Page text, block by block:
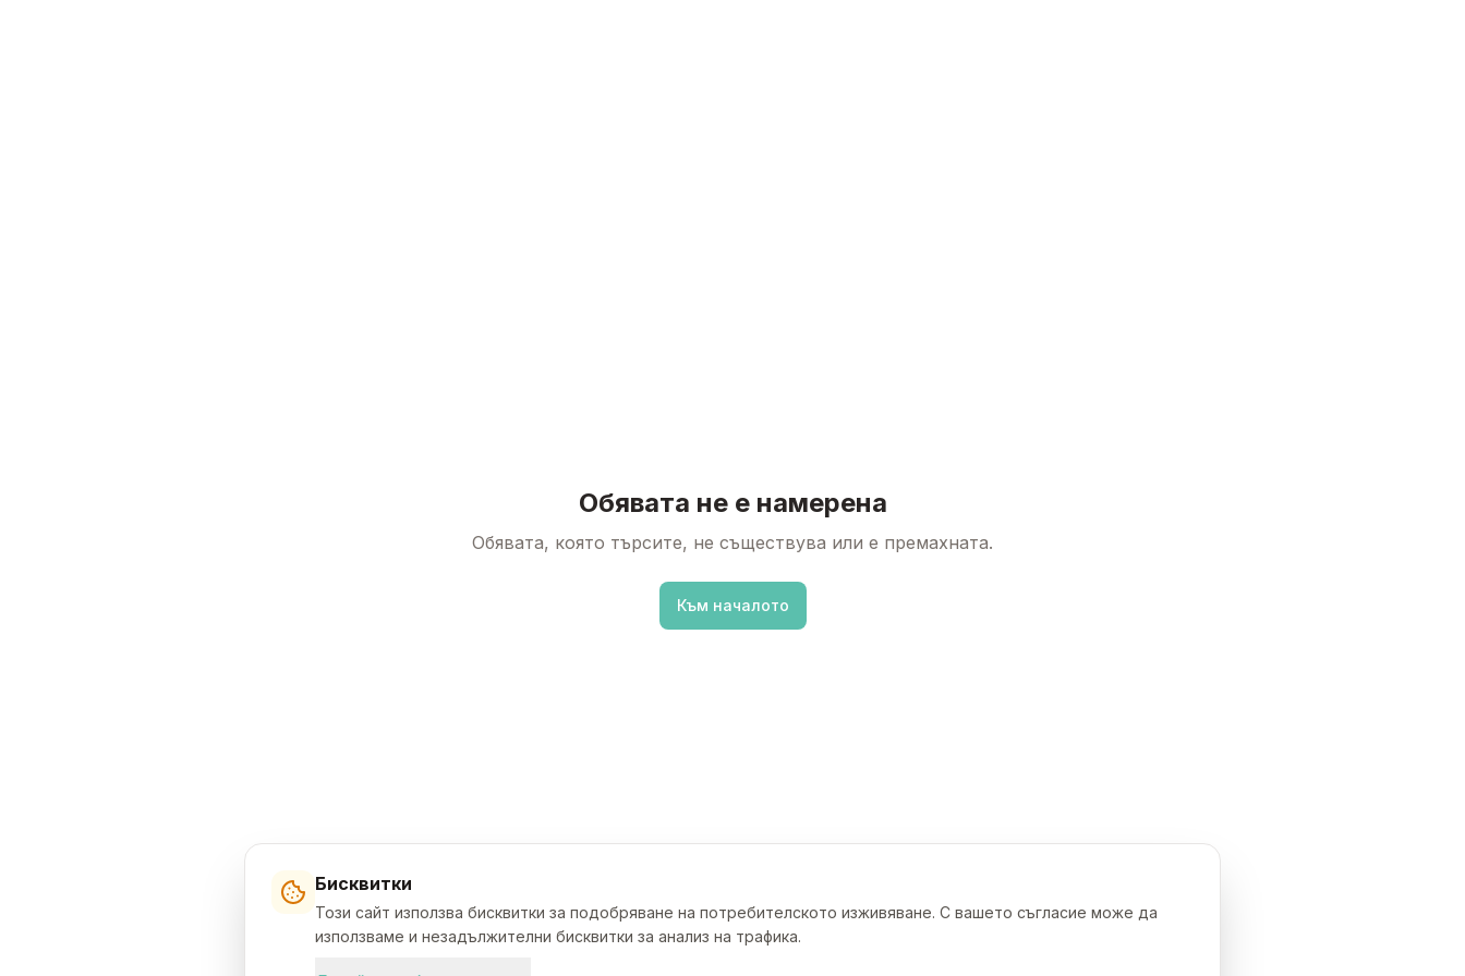
Обявата не е намерена
Обявата, която търсите, не съществува или е премахната.
Към началото
Бисквитки
Този сайт използва бисквитки за подобряване на потребителското изживяване. С вашето съгласие може да
използваме и незадължителни бисквитки за анализ на трафика.